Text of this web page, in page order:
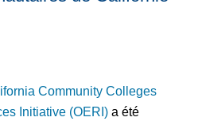
Community Colleges
Initiative (OERI) a été